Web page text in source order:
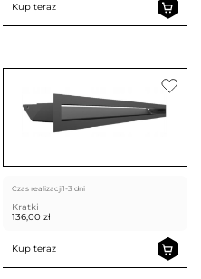
Kup teraz
Czas realizacji1-3 dni
Kratki
136,00 zł
Kup teraz